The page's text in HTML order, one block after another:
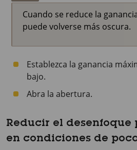
Cuando se reduce la
puede volverse más oscura.
Establezca la ganancia
bajo.
Abra la abertura.
Reducir el desenfoque
en condiciones de